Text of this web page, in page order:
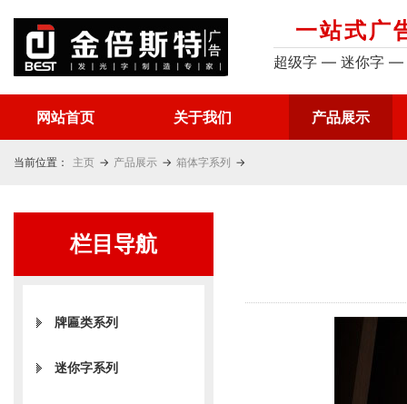
一站式广
超级字 — 迷你字
网站首页 关于我们 产品展示
当前位置： 主页 → 产品展示 → 箱体字系列 →
栏目导航
牌匾类系列
迷你字系列